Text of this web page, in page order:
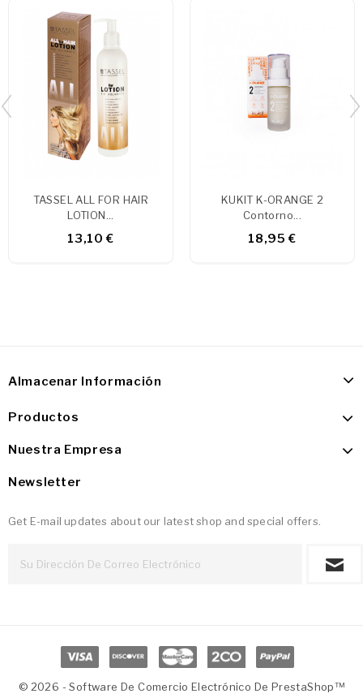
TASSEL ALL FOR HAIR
LOTION...
13,10 €
KUKIT K-ORANGE 2
Contorno...
18,95 €
Almacenar Información
Productos
Nuestra Empresa
Newsletter
Get E-mail updates about our latest shop and special offers.
© 2026 - Software De Comercio Electrónico De PrestaShop™